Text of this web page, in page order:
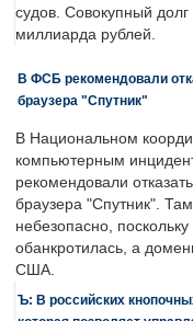
судов. Совокупный
миллиарда рублей.
В ФСБ рекомендовали
браузера "Спутник"
В Национальном
компьютерным
рекомендовали
браузера "Спутник".
небезопасно,
обанкротилась, а
США.
Ъ: В российских